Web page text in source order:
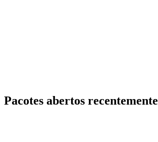
Pacotes abertos recentemente